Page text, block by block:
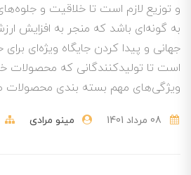
و توزیع لازم است تا خلاقیت و
به گونه‌ای باشد که منجر به افزایش
جهانی و پیدا کردن جایگاه ویژه‌ای برای
است تا تولیدکنندگانی که محصولات
ویژگی‌های مهم بسته بندی محصولات
مینو مرادی